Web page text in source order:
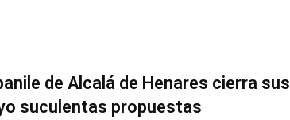
de Alcalá de Henares cierra sus
suculentas propuestas